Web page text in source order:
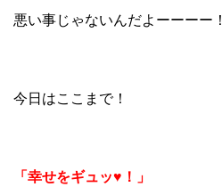
悪い事じゃないんだよーーーー！
今日はここまで！
「幸せをギュッ♥！」